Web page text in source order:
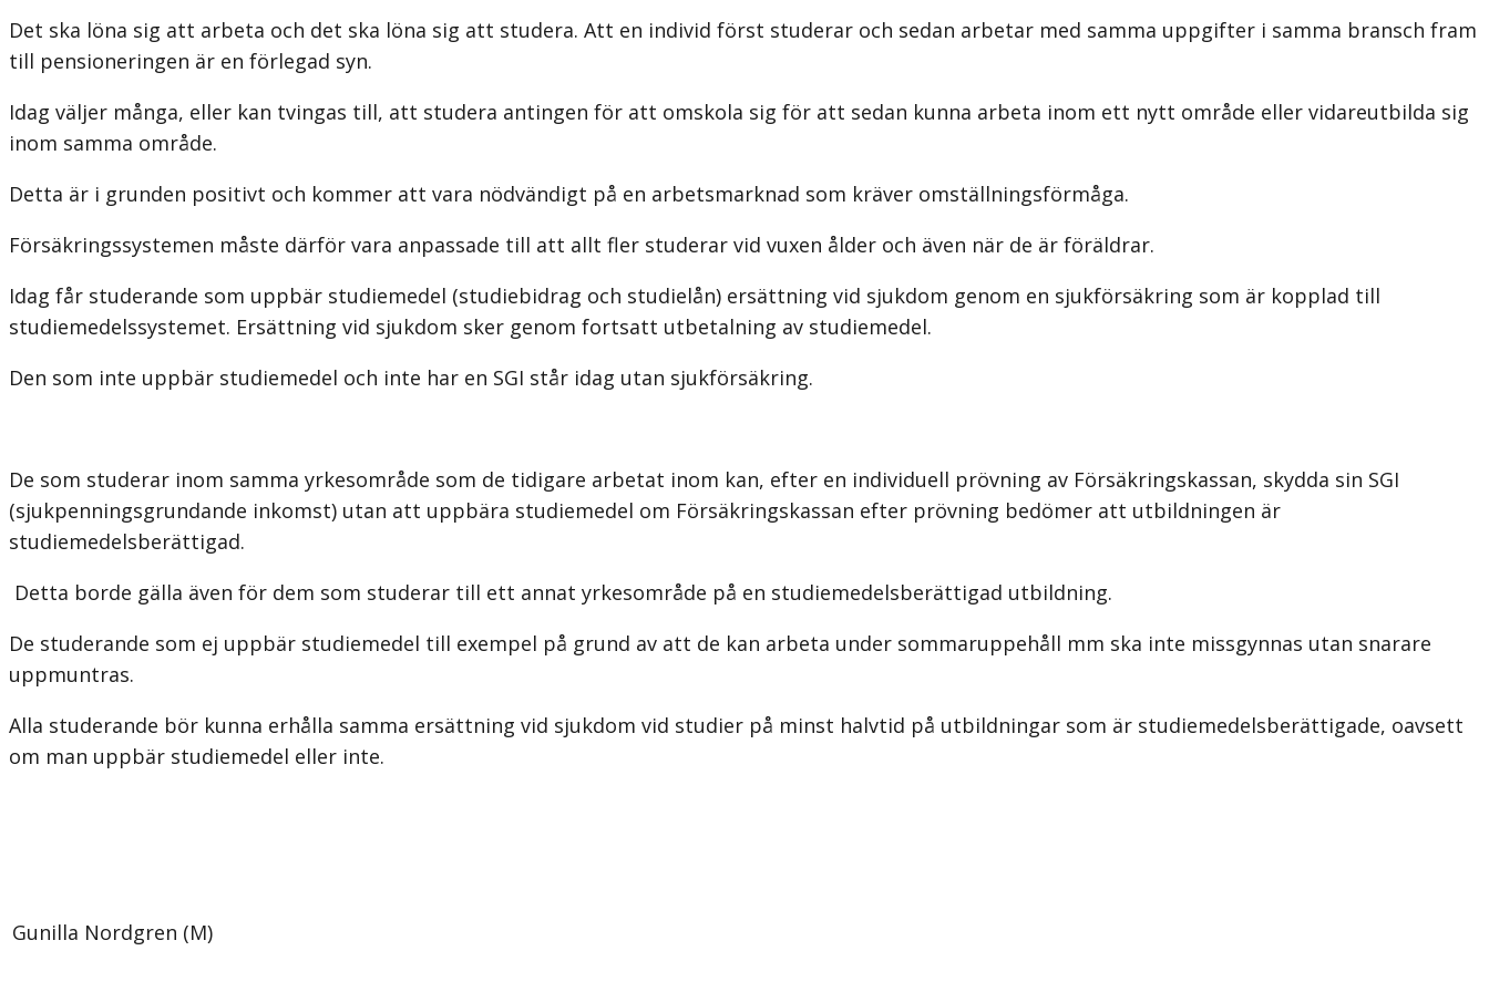
Det ska löna sig att arbeta och det ska löna sig att studera. Att en individ först studerar och sedan arbetar med samma uppgifter i samma bransch fram
till pensioneringen är en förlegad syn.
Idag väljer många, eller kan tvingas till, att studera antingen för att omskola sig för att sedan kunna arbeta inom ett nytt område eller vidareutbilda sig
inom samma område.
Detta är i grunden positivt och kommer att vara nödvändigt på en arbetsmarknad som kräver omställningsförmåga.
Försäkringssystemen måste därför vara anpassade till att allt fler studerar vid vuxen ålder och även när de är föräldrar.
Idag får studerande som uppbär studiemedel (studiebidrag och studielån) ersättning vid sjukdom genom en sjukförsäkring som är kopplad till
studiemedelssystemet. Ersättning vid sjukdom sker genom fortsatt utbetalning av studiemedel.
Den som inte uppbär studiemedel och inte har en SGI står idag utan sjukförsäkring.
De som studerar inom samma yrkesområde som de tidigare arbetat inom kan, efter en individuell prövning av Försäkringskassan, skydda sin SGI
(sjukpenningsgrundande inkomst) utan att uppbära studiemedel om Försäkringskassan efter prövning bedömer att utbildningen är
studiemedelsberättigad.
Detta borde gälla även för dem som studerar till ett annat yrkesområde på en studiemedelsberättigad utbildning.
De studerande som ej uppbär studiemedel till exempel på grund av att de kan arbeta under sommaruppehåll mm ska inte missgynnas utan snarare
uppmuntras.
Alla studerande bör kunna erhålla samma ersättning vid sjukdom vid studier på minst halvtid på utbildningar som är studiemedelsberättigade, oavsett
om man uppbär studiemedel eller inte.
Gunilla Nordgren (M)